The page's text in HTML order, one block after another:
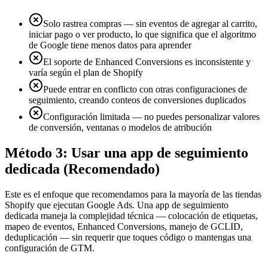
Solo rastrea compras — sin eventos de agregar al carrito,
iniciar pago o ver producto, lo que significa que el algoritmo
de Google tiene menos datos para aprender
El soporte de Enhanced Conversions es inconsistente y
varía según el plan de Shopify
Puede entrar en conflicto con otras configuraciones de
seguimiento, creando conteos de conversiones duplicados
Configuración limitada — no puedes personalizar valores
de conversión, ventanas o modelos de atribución
Método 3: Usar una app de seguimiento
dedicada (Recomendado)
Este es el enfoque que recomendamos para la mayoría de las tiendas
Shopify que ejecutan Google Ads. Una app de seguimiento
dedicada maneja la complejidad técnica — colocación de etiquetas,
mapeo de eventos, Enhanced Conversions, manejo de GCLID,
deduplicación — sin requerir que toques código o mantengas una
configuración de GTM.